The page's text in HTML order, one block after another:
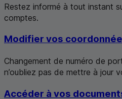
Restez informé à tout instant
comptes.
Modifier vos
Changement de numéro de
n’oubliez pas de mettre à jour
Accéder à vos